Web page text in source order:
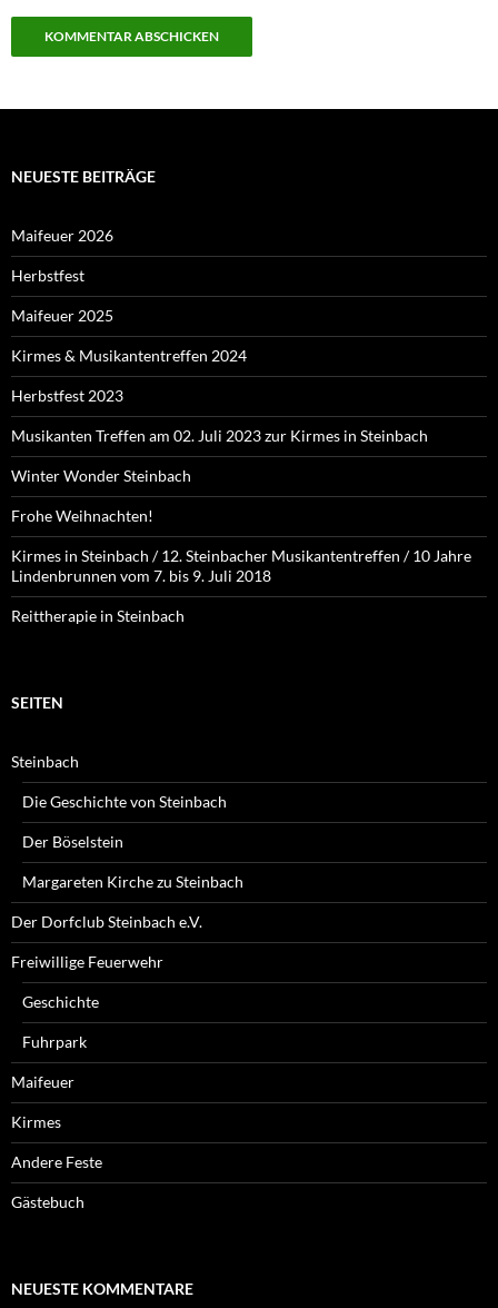
NEUESTE BEITRÄGE
Maifeuer 2026
Herbstfest
Maifeuer 2025
Kirmes & Musikantentreffen 2024
Herbstfest 2023
Musikanten Treffen am 02. Juli 2023 zur Kirmes in Steinbach
Winter Wonder Steinbach
Frohe Weihnachten!
Kirmes in Steinbach / 12. Steinbacher Musikantentreffen / 10 Jahre
Lindenbrunnen vom 7. bis 9. Juli 2018
Reittherapie in Steinbach
SEITEN
Steinbach
Die Geschichte von Steinbach
Der Böselstein
Margareten Kirche zu Steinbach
Der Dorfclub Steinbach e.V.
Freiwillige Feuerwehr
Geschichte
Fuhrpark
Maifeuer
Kirmes
Andere Feste
Gästebuch
NEUESTE KOMMENTARE